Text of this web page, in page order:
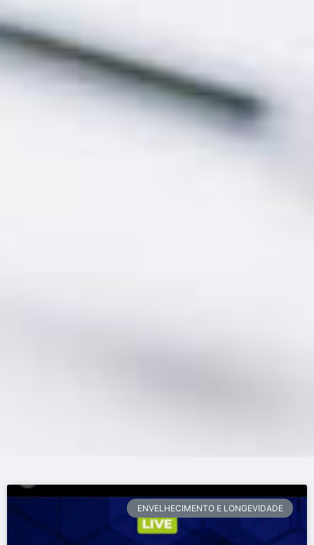
ENVELHECIMENTO E LONGEVIDADE